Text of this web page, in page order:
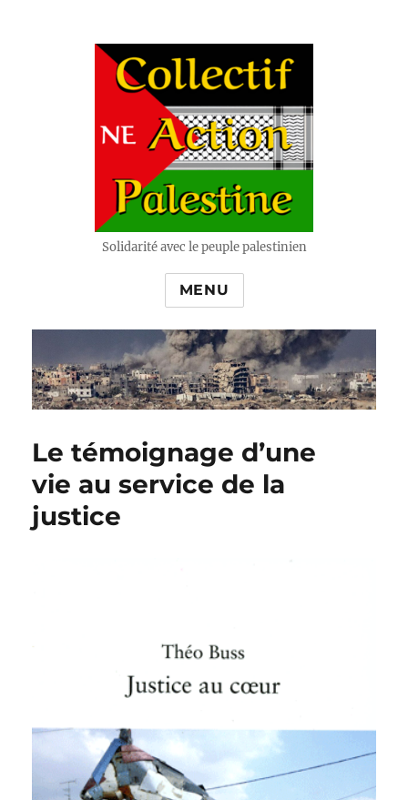
Solidarité avec le peuple palestinien
MENU
Le témoignage d’une
vie au service de la
justice